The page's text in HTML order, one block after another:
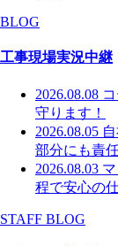
BLOG
工事現場実況中継
2026.08.08
守ります！
2026.08.05
部分にも責
2026.08.03
程で安心の
STAFF BLOG